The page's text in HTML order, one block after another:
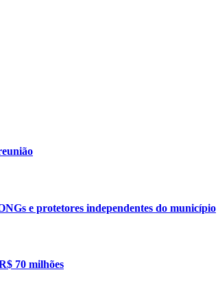
e protetores independentes do município
70 milhões